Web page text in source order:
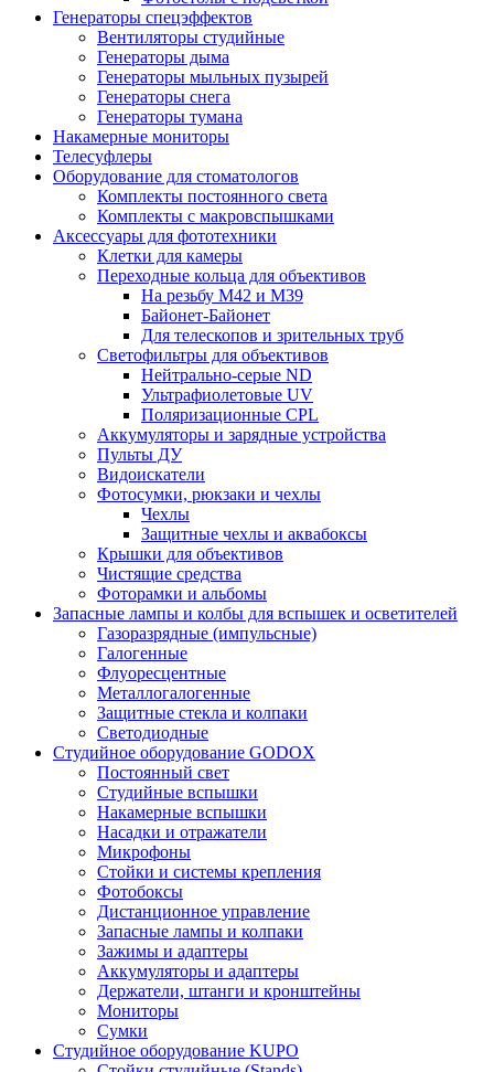
Генераторы спецэффектов
Вентиляторы студийные
Генераторы дыма
Генераторы мыльных пузырей
Генераторы снега
Генераторы тумана
Накамерные мониторы
Телесуфлеры
Оборудование для стоматологов
Комплекты постоянного света
Комплекты с макровспышками
Аксессуары для фототехники
Клетки для камеры
Переходные кольца для объективов
На резьбу М42 и М39
Байонет-Байонет
Для телескопов и зрительных труб
Светофильтры для объективов
Нейтрально-серые ND
Ультрафиолетовые UV
Поляризационные CPL
Аккумуляторы и зарядные устройства
Пульты ДУ
Видоискатели
Фотосумки, рюкзаки и чехлы
Чехлы
Защитные чехлы и аквабоксы
Крышки для объективов
Чистящие средства
Фоторамки и альбомы
Запасные лампы и колбы для вспышек и осветителей
Газоразрядные (импульсные)
Галогенные
Флуоресцентные
Металлогалогенные
Защитные стекла и колпаки
Светодиодные
Студийное оборудование GODOX
Постоянный свет
Студийные вспышки
Накамерные вспышки
Насадки и отражатели
Микрофоны
Стойки и системы крепления
Фотобоксы
Дистанционное управление
Запасные лампы и колпаки
Зажимы и адаптеры
Аккумуляторы и адаптеры
Держатели, штанги и кронштейны
Мониторы
Сумки
Студийное оборудование KUPO